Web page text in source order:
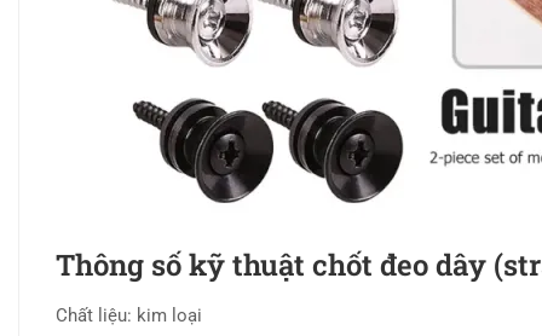
Thông số kỹ thuật chốt đeo dây
Chất liệu: kim loại